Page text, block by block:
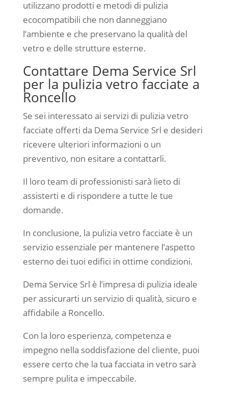
utilizzano prodotti e metodi di pulizia
ecocompatibili che non danneggiano
l’ambiente e che preservano la qualità del
vetro e delle strutture esterne.
Contattare Dema Service Srl
per la pulizia vetro facciate a
Roncello
Se sei interessato ai servizi di pulizia vetro
facciate offerti da Dema Service Srl e desideri
ricevere ulteriori informazioni o un
preventivo, non esitare a contattarli.
Il loro team di professionisti sarà lieto di
assisterti e di rispondere a tutte le tue
domande.
In conclusione, la pulizia vetro facciate è un
servizio essenziale per mantenere l’aspetto
esterno dei tuoi edifici in ottime condizioni.
Dema Service Srl è l’impresa di pulizia ideale
per assicurarti un servizio di qualità, sicuro e
affidabile a Roncello.
Con la loro esperienza, competenza e
impegno nella soddisfazione del cliente, puoi
essere certo che la tua facciata in vetro sarà
sempre pulita e impeccabile.